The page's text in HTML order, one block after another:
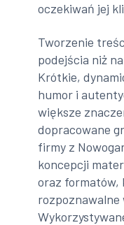
oczekiwań jej
Tworzenie
podejścia niż
Krótkie,
humor i
większe
dopracowane
firmy z
koncepcji
oraz formatów,